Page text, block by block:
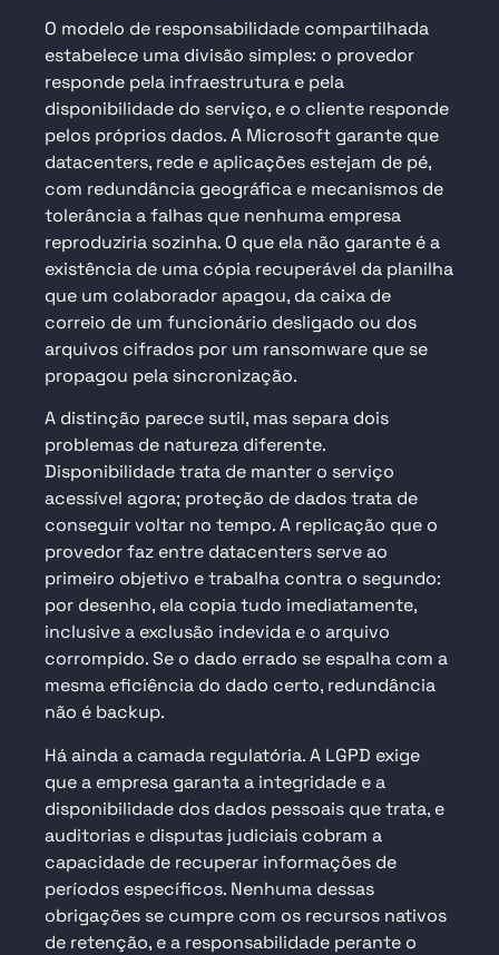
O modelo de responsabilidade compartilhada
estabelece uma divisão simples: o provedor
responde pela infraestrutura e pela
disponibilidade do serviço, e o cliente responde
pelos próprios dados. A Microsoft garante que
datacenters, rede e aplicações estejam de pé,
com redundância geográfica e mecanismos de
tolerância a falhas que nenhuma empresa
reproduziria sozinha. O que ela não garante é a
existência de uma cópia recuperável da planilha
que um colaborador apagou, da caixa de
correio de um funcionário desligado ou dos
arquivos cifrados por um ransomware que se
propagou pela sincronização.
A distinção parece sutil, mas separa dois
problemas de natureza diferente.
Disponibilidade trata de manter o serviço
acessível agora; proteção de dados trata de
conseguir voltar no tempo. A replicação que o
provedor faz entre datacenters serve ao
primeiro objetivo e trabalha contra o segundo:
por desenho, ela copia tudo imediatamente,
inclusive a exclusão indevida e o arquivo
corrompido. Se o dado errado se espalha com a
mesma eficiência do dado certo, redundância
não é backup.
Há ainda a camada regulatória. A LGPD exige
que a empresa garanta a integridade e a
disponibilidade dos dados pessoais que trata, e
auditorias e disputas judiciais cobram a
capacidade de recuperar informações de
períodos específicos. Nenhuma dessas
obrigações se cumpre com os recursos nativos
de retenção, e a responsabilidade perante o